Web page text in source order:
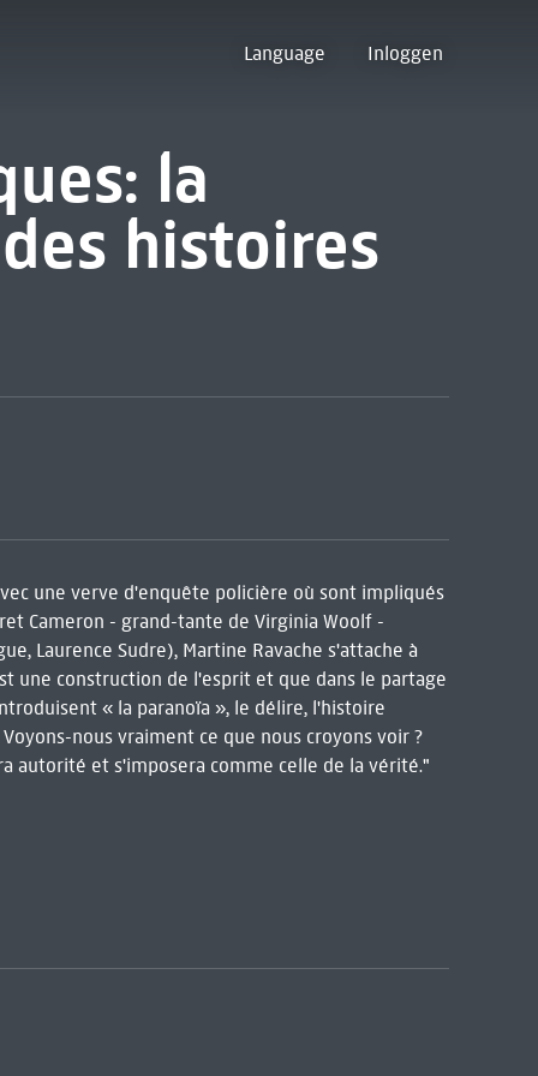
Language Inloggen
la
histoires
une verve d'enquête policière où sont impliqués
Cameron - grand-tante de Virginia Woolf -
Laurence Sudre), Martine Ravache s'attache à
une construction de l'esprit et que dans le partage
« la paranoïa », le délire, l'histoire
nous vraiment ce que nous croyons voir ?
autorité et s'imposera comme celle de la vérité."